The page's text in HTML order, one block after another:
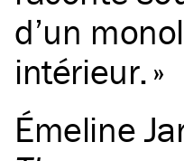
d’un
intérieur.
Émeline